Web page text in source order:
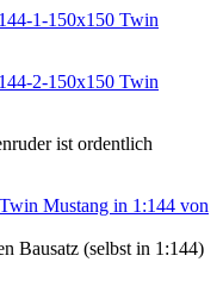
ist ordentlich
Bausatz (selbst in 1:144)